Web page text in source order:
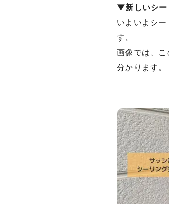
▼新しいシー
いよいよシ
す。
画像では、
分かります。